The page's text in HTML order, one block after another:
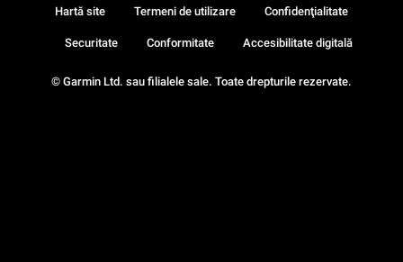
© Garmin Ltd. sau filialele sale. Toate drepturile rezervate.
Hartă site Termeni de utilizare Confidenţialitate
Securitate Conformitate Accesibilitate digitală